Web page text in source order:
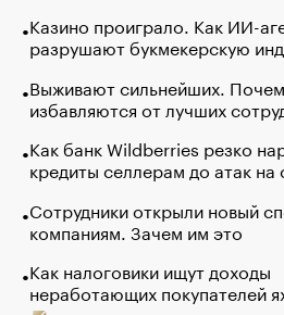
Казино проиграло. Как ИИ-
разрушают букмекерскую
Выживают сильнейших.
избавляются от лучших
Как банк Wildberries резко
кредиты селлерам до атак на
Сотрудники открыли новый
компаниям. Зачем им это
Как налоговики ищут доходы
неработающих покупателей